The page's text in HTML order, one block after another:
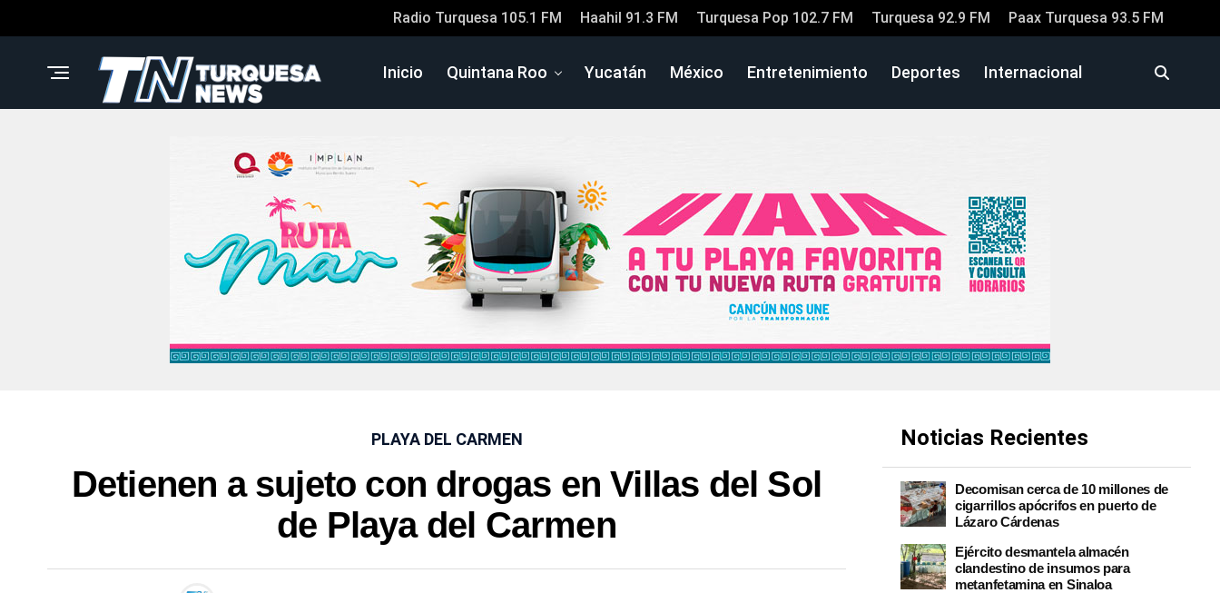
Radio Turquesa 105.1 FM Haahil 91.3 FM Turquesa Pop 102.7 FM Turquesa 92.9 FM Paax Turquesa 93.5 FM
Inicio Quintana Roo Yucatán México Entretenimiento Deportes Internacional
PLAYA DEL CARMEN
Detienen a sujeto con drogas en Villas del Sol
de Playa del Carmen
Noticias Recientes
Decomisan cerca de 10 millones de
cigarrillos apócrifos en puerto de
Lázaro Cárdenas
Ejército desmantela almacén
clandestino de insumos para
metanfetamina en Sinaloa